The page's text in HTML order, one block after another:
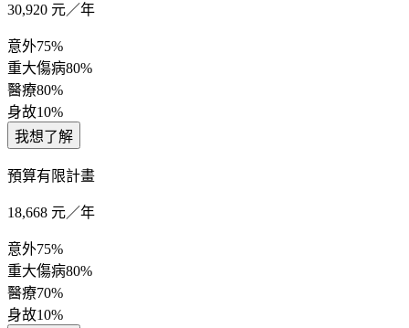
30,920 元／年
意外75%
重大傷病80%
醫療80%
身故10%
我想了解
預算有限計畫
18,668 元／年
意外75%
重大傷病80%
醫療70%
身故10%